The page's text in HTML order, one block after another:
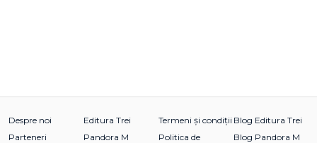
Despre noi
Parteneri
Editura Trei
Pandora M
Termeni și condiții
Politica de
Blog Editura Trei
Blog Pandora M